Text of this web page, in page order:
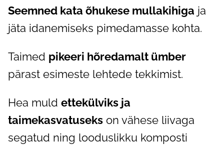
Seemned kata õhukese mullakihiga ja
jäta idanemiseks pimedamasse kohta.
Taimed pikeeri hõredamalt ümber
pärast esimeste lehtede tekkimist.
Hea muld ettekülviks ja
taimekasvatuseks on vähese liivaga
segatud ning looduslikku komposti